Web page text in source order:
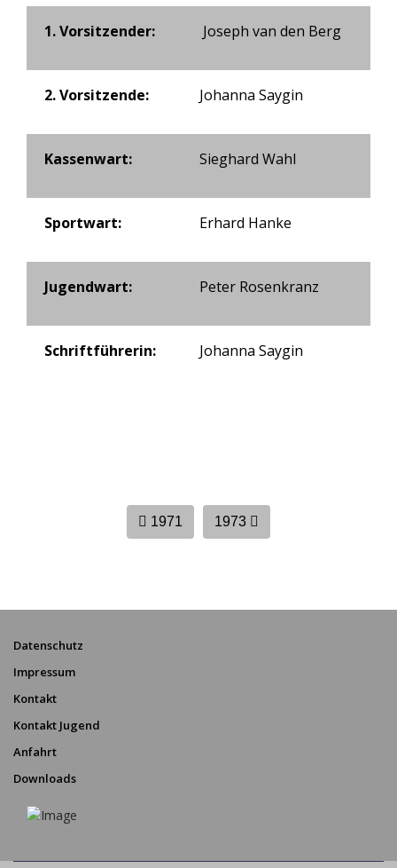
1. Vorsitzender: Joseph van den Berg
2. Vorsitzende: Johanna Saygin
Kassenwart: Sieghard Wahl
Sportwart: Erhard Hanke
Jugendwart: Peter Rosenkranz
Schriftführerin: Johanna Saygin
1971 1973
Datenschutz
Impressum
Kontakt
Kontakt Jugend
Anfahrt
Downloads